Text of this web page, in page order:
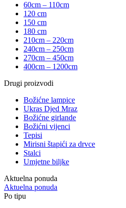
60cm – 110cm
120 cm
150 cm
180 cm
210cm – 220cm
240cm – 250cm
270cm – 450cm
400cm – 1200cm
Drugi proizvodi
Božićne lampice
Ukras Djed Mraz
Božićne girlande
Božićni vijenci
Tepisi
Mirisni štapići za drvce
Stalci
Umjetne biljke
Aktuelna ponuda
Aktuelna ponuda
Po tipu